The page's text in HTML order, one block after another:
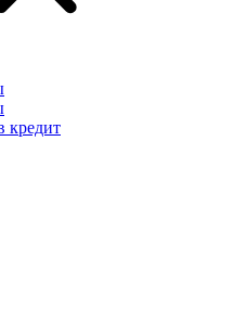
кредит